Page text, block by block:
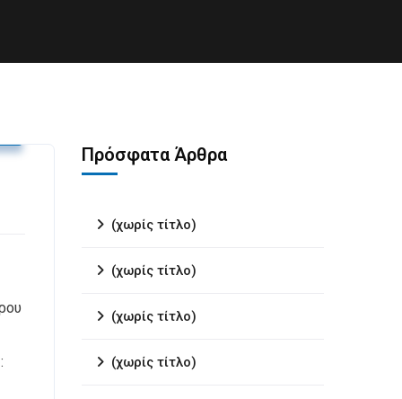
Πρόσφατα Άρθρα
(χωρίς τίτλο)
(χωρίς τίτλο)
(χωρίς τίτλο)
(χωρίς τίτλο)